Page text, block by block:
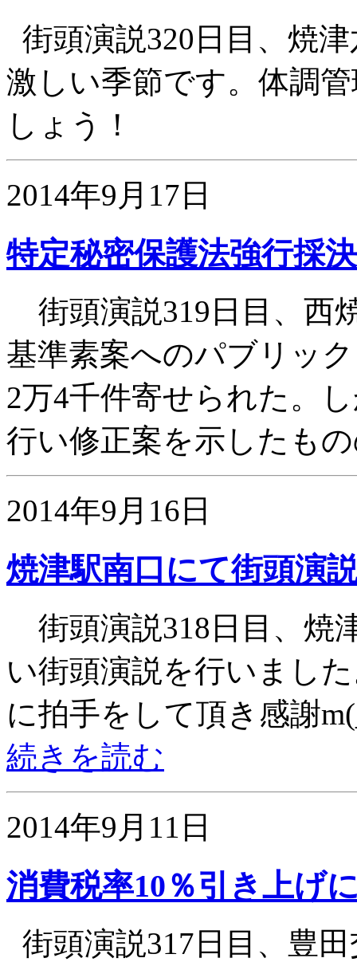
街頭演説320日目、焼
激しい季節です。体調
しょう！
2014年9月17日
特定秘密保護法強行採
街頭演説319日目、西
基準素案へのパブリッ
2万4千件寄せられた。
行い修正案を示したも
2014年9月16日
焼津駅南口にて街頭演
街頭演説318日目、焼
い街頭演説を行いまし
に拍手をして頂き感謝
続きを読む
2014年9月11日
消費税率10％引き上げ
街頭演説317日目、豊